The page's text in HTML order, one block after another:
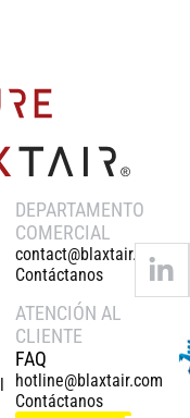
DEPARTAMENTO
COMERCIAL
contact@blaxtair.com
Contáctanos
ATENCIÓN AL
CLIENTE
FAQ
hotline@blaxtair.com
Contáctanos